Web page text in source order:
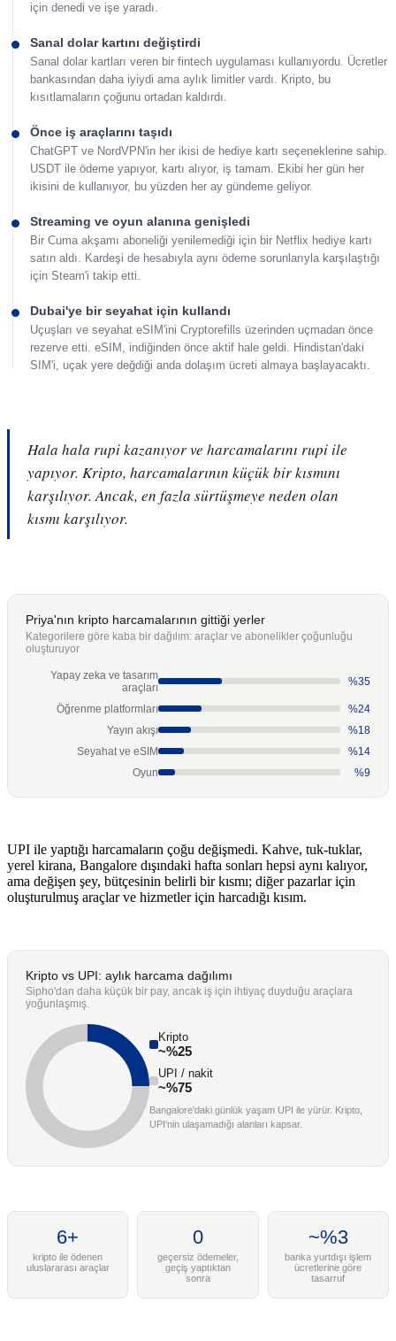
için denedi ve işe yaradı.
Sanal dolar kartını değiştirdi
Sanal dolar kartları veren bir fintech uygulaması kullanıyordu. Ücretler
bankasından daha iyiydi ama aylık limitler vardı. Kripto, bu
kısıtlamaların çoğunu ortadan kaldırdı.
Önce iş araçlarını taşıdı
ChatGPT ve NordVPN'in her ikisi de hediye kartı seçeneklerine sahip.
USDT ile ödeme yapıyor, kartı alıyor, iş tamam. Ekibi her gün her
ikisini de kullanıyor, bu yüzden her ay gündeme geliyor.
Streaming ve oyun alanına genişledi
Bir Cuma akşamı aboneliği yenilemediği için bir Netflix hediye kartı
satın aldı. Kardeşi de hesabıyla aynı ödeme sorunlarıyla karşılaştığı
için Steam'i takip etti.
Dubai'ye bir seyahat için kullandı
Uçuşları ve seyahat eSIM'ini Cryptorefills üzerinden uçmadan önce
rezerve etti. eSIM, indiğinden önce aktif hale geldi. Hindistan'daki
SIM'i, uçak yere değdiği anda dolaşım ücreti almaya başlayacaktı.
Hala hala rupi kazanıyor ve harcamalarını rupi ile
yapıyor. Kripto, harcamalarının küçük bir kısmını
karşılıyor. Ancak, en fazla sürtüşmeye neden olan
kısmı karşılıyor.
Priya'nın kripto harcamalarının gittiği yerler
Kategorilere göre kaba bir dağılım: araçlar ve abonelikler çoğunluğu
oluşturuyor
Yapay zeka ve tasarım
araçları
%35
Öğrenme platformları
%24
Yayın akışı
%18
Seyahat ve eSIM
%14
Oyun
%9
UPI ile yaptığı harcamaların çoğu değişmedi. Kahve, tuk-tuklar,
yerel kirana, Bangalore dışındaki hafta sonları hepsi aynı kalıyor,
ama değişen şey, bütçesinin belirli bir kısmı; diğer pazarlar için
oluşturulmuş araçlar ve hizmetler için harcadığı kısım.
Kripto vs UPI: aylık harcama dağılımı
Sipho'dan daha küçük bir pay, ancak iş için ihtiyaç duyduğu araçlara
yoğunlaşmış.
Kripto
~%25
UPI / nakit
~%75
Bangalore'daki günlük yaşam UPI ile yürür. Kripto,
UPI'nin ulaşamadığı alanları kapsar.
6+
kripto ile ödenen
uluslararası araçlar
0
geçersiz ödemeler,
geçiş yaptıktan
sonra
~%3
banka yurtdışı işlem
ücretlerine göre
tasarruf